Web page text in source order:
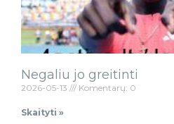
Negaliu jo greitinti
2026-05-13 Komentarų: 0
Skaityti »